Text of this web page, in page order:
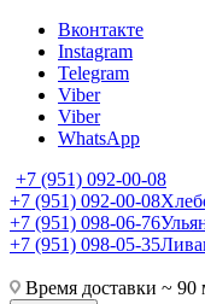
Вконтакте
Instagram
Telegram
Viber
Viber
WhatsApp
+7 (951) 092-00-08
+7 (951) 092-00-08
+7 (951) 098-06-76
+7 (951) 098-05-35
Время доставки ~ 90